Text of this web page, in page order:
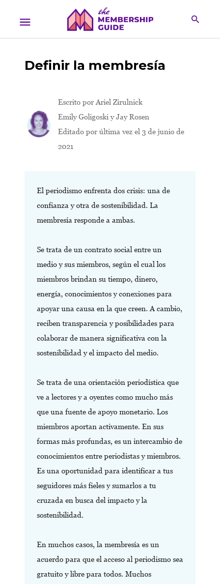
Definir la membresía
Escrito por Ariel Zirulnick
Emily Goligoski y Jay Rosen
Editado por última vez el 3 de junio de
2021
El periodismo enfrenta dos crisis: una de
confianza y otra de sostenibilidad. La
membresía responde a ambas.
Se trata de un contrato social entre un
medio y sus miembros, según el cual los
miembros brindan su tiempo, dinero,
energía, conocimientos y conexiones para
apoyar una causa en la que creen. A cambio,
reciben transparencia y posibilidades para
colaborar de manera significativa con la
sostenibilidad y el impacto del medio.
Se trata de una orientación periodística que
ve a lectores y a oyentes como mucho más
que una fuente de apoyo monetario. Los
miembros aportan activamente. En sus
formas más profundas, es un intercambio de
conocimientos entre periodistas y miembros.
Es una oportunidad para identificar a tus
seguidores más fieles y sumarlos a tu
cruzada en busca del impacto y la
sostenibilidad.
En muchos casos, la membresía es un
acuerdo para que el acceso al periodismo sea
gratuito y libre para todos. Muchos